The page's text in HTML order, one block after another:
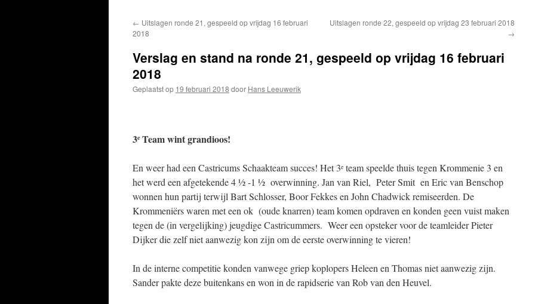
← Uitslagen ronde 21, gespeeld op vrijdag 16 februari
2018
Uitslagen ronde 22, gespeeld op vrijdag 23 februari 2018
→
Verslag en stand na ronde 21, gespeeld op vrijdag 16 februari
2018
Geplaatst op 19 februari 2018 door Hans Leeuwerik
3e Team wint grandioos!
En weer had een Castricums Schaakteam succes! Het 3e team speelde thuis tegen Krommenie 3 en
het werd een afgetekende 4 ½ -1 ½ overwinning. Jan van Riel, Peter Smit en Eric van Benschop
wonnen hun partij terwijl Bart Schlosser, Boor Fekkes en John Chadwick remiseerden. De
Krommeniërs waren met een ok (oude knarren) team komen opdraven en konden geen vuist maken
tegen de (in vergelijking) jeugdige Castricummers. Weer een opsteker voor de teamleider Pieter
Dijker die zelf niet aanwezig kon zijn om de eerste overwinning te vieren!
In de interne competitie konden vanwege griep koplopers Heleen en Thomas niet aanwezig zijn.
Sander pakte deze buitenkans en won in de rapidserie van Rob van den Heuvel.